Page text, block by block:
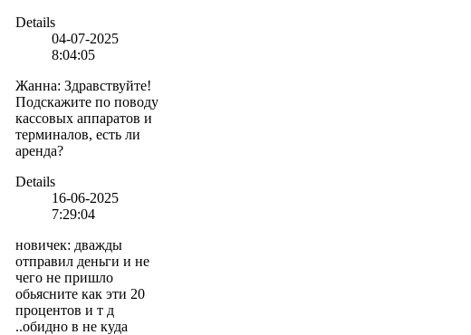
Details
04-07-2025
8:04:05
Жанна: Здравствуйте!
Подскажите по поводу
кассовых аппаратов и
терминалов, есть ли
аренда?
Details
16-06-2025
7:29:04
новичек: дважды
отправил деньги и не
чего не пришло
обьясните как эти 20
процентов и т д
..обидно в не куда